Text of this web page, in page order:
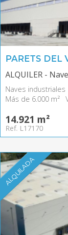
PARETS DEL
ALQUILER -
Naves industriales
Más de 6.000 m²
14.921 m²
Ref. L17170
ALQUILADA